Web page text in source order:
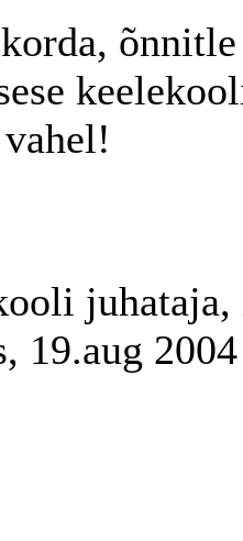
õnnitle
19.aug 2004